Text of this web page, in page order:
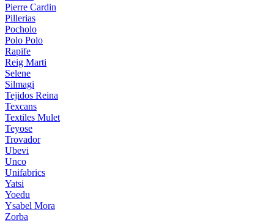
Pierre Cardin
Pillerias
Pocholo
Polo Polo
Rapife
Reig Marti
Selene
Silmagi
Tejidos Reina
Texcans
Textiles Mulet
Teyose
Trovador
Ubevi
Unco
Unifabrics
Yatsi
Yoedu
Ysabel Mora
Zorba